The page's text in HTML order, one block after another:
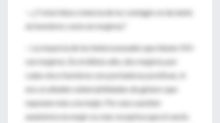
—¿Y esta falsa creencia de no contagio se da tanto
en hombres como en mujeres?
—La mayoría de los heterosexuales que tienen VIH
son mujeres. En el último año, dos mujeres por
cada cinco hombres son portadoras positivas. A
eso se añaden vulnerabilidades de género que
exponen más a la mujer. Por una cuestión
anatómica la mujer es más receptiva que el varón.